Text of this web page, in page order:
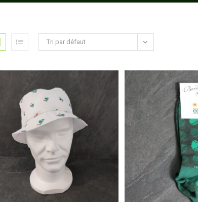
Tri par défaut